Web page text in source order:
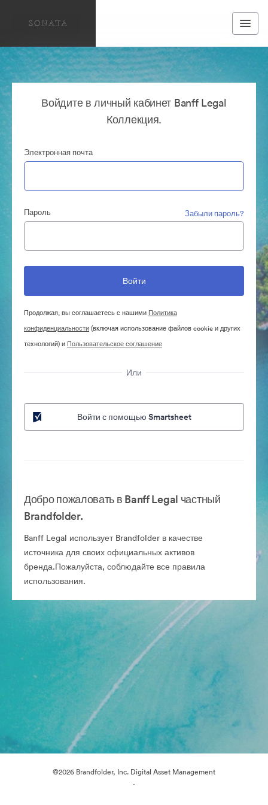
Войдите в личный кабинет Banff Legal
Коллекция.
Электронная почта
Пароль Забыли пароль?
Продолжая, вы соглашаетесь с нашими Политика
конфиденциальности(включая использование файлов cookie и других
технологий) и Пользовательское соглашение
Или
Войти с помощью Smartsheet
Добро пожаловать в Banff Legal частный
Brandfolder.
Banff Legal использует Brandfolder в качестве
источника для своих официальных активов
бренда.Пожалуйста, соблюдайте все правила
использования.
©2026 Brandfolder, Inc. Digital Asset Management
·